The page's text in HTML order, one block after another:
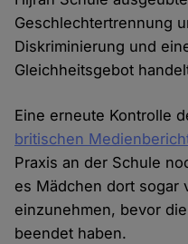
Geschlechtertrennung
Diskriminierung und
Gleichheitsgebot
Eine erneute Kontrolle
britischen
Praxis an der Schule
es Mädchen dort sogar
einzunehmen, bevor
beendet haben.